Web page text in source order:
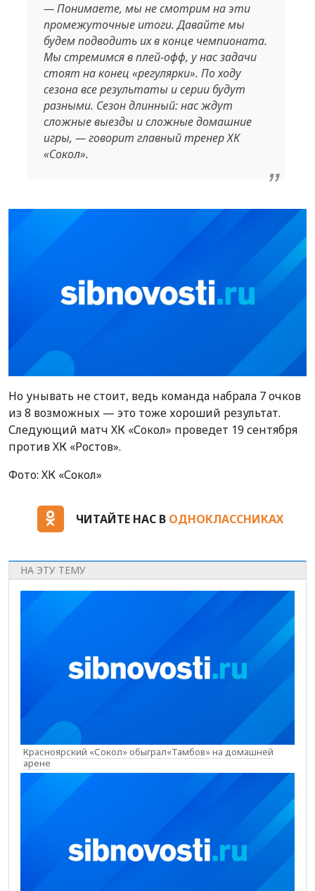
— Понимаете, мы не смотрим на эти
промежуточные итоги. Давайте мы
будем подводить их в конце чемпионата.
Мы стремимся в плей-офф, у нас задачи
стоят на конец «регулярки». По ходу
сезона все результаты и серии будут
разными. Сезон длинный: нас ждут
сложные выезды и сложные домашние
игры, — говорит главный тренер ХК
«Сокол».
Но унывать не стоит, ведь команда набрала 7 очков
из 8 возможных — это тоже хороший результат.
Следующий матч ХК «Сокол» проведет 19 сентября
против ХК «Ростов».
Фото: ХК «Сокол»
ЧИТАЙТЕ НАС В ОДНОКЛАССНИКАХ
НА ЭТУ ТЕМУ
Красноярский «Сокол» обыграл«Тамбов» на домашней
арене